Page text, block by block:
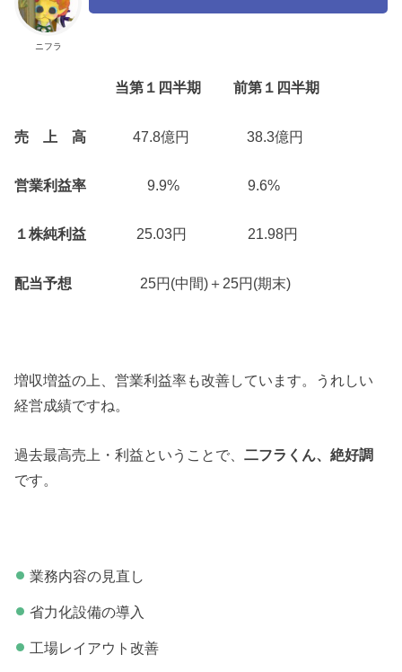
ニフラ
当第１四半期 前第１四半期
売 上 高 47.8億円 38.3億円
営業利益率 9.9% 9.6%
１株純利益 25.03円 21.98円
配当予想 25円(中間)＋25円(期末)
増収増益の上、営業利益率も改善しています。うれしい
経営成績ですね。
過去最高売上・利益ということで、二フラくん、絶好調
です。
業務内容の見直し
省力化設備の導入
工場レイアウト改善